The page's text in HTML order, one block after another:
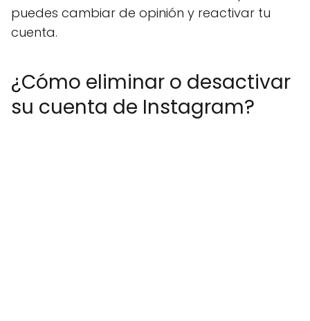
puedes cambiar de opinión y reactivar tu
cuenta.
¿Cómo eliminar o desactivar
su cuenta de Instagram?